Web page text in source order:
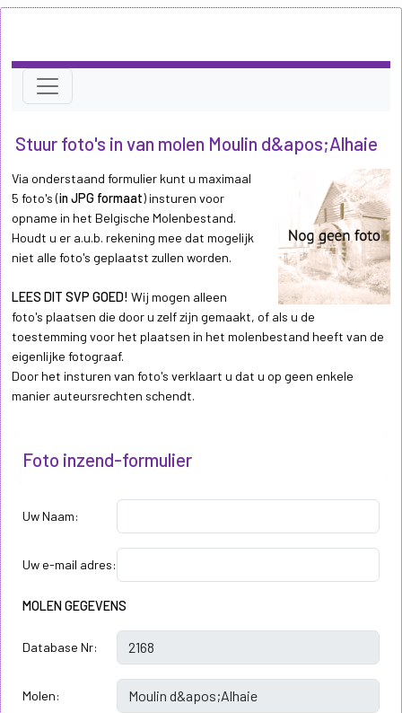
Stuur foto's in van molen Moulin d&apos;Alhaie
Via onderstaand formulier kunt u maximaal
5 foto's (in JPG formaat) insturen voor
opname in het Belgische Molenbestand.
Houdt u er a.u.b. rekening mee dat mogelijk
niet alle foto's geplaatst zullen worden.
LEES DIT SVP GOED! Wij mogen alleen
foto's plaatsen die door u zelf zijn gemaakt, of als u de
toestemming voor het plaatsen in het molenbestand heeft van de
eigenlijke fotograaf.
Door het insturen van foto's verklaart u dat u op geen enkele
manier auteursrechten schendt.
Foto inzend-formulier
Uw Naam:
Uw e-mail adres:
MOLEN GEGEVENS
Database Nr:
Molen: